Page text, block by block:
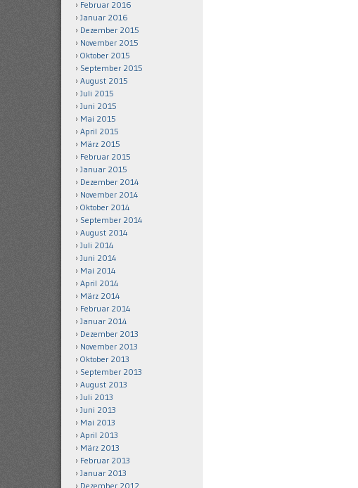
Februar 2016
Januar 2016
Dezember 2015
November 2015
Oktober 2015
September 2015
August 2015
Juli 2015
Juni 2015
Mai 2015
April 2015
März 2015
Februar 2015
Januar 2015
Dezember 2014
November 2014
Oktober 2014
September 2014
August 2014
Juli 2014
Juni 2014
Mai 2014
April 2014
März 2014
Februar 2014
Januar 2014
Dezember 2013
November 2013
Oktober 2013
September 2013
August 2013
Juli 2013
Juni 2013
Mai 2013
April 2013
März 2013
Februar 2013
Januar 2013
Dezember 2012